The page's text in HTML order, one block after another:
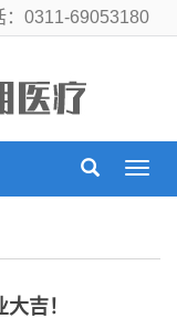
：0311-69053180
导
吉！